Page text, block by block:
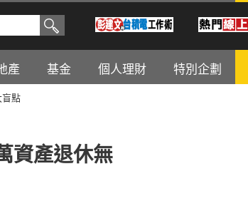
產 基金 個人理財 特別企劃
盲點
資產退休無